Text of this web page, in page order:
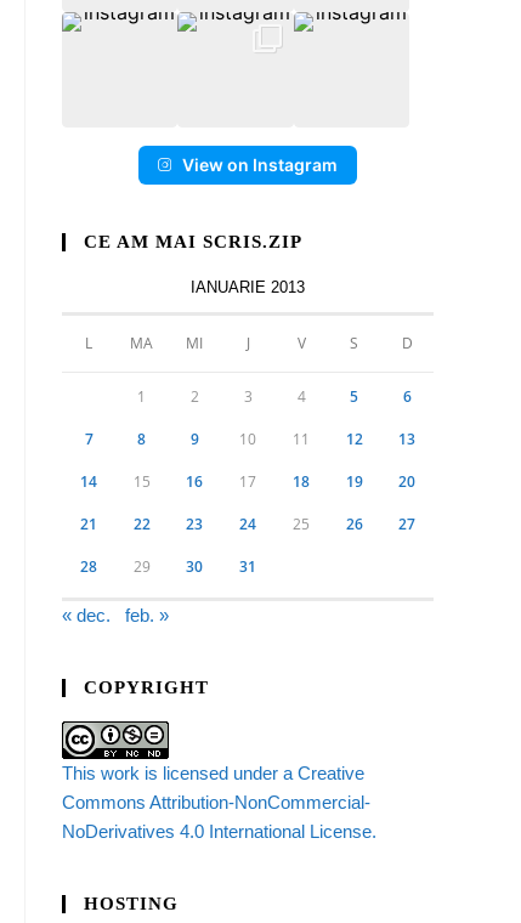
View on Instagram
CE AM MAI SCRIS.ZIP
IANUARIE 2013
L MA MI J V S D
1 2 3 4 5 6
7 8 9 10 11 12 13
14 15 16 17 18 19 20
21 22 23 24 25 26 27
28 29 30 31
« dec. feb. »
COPYRIGHT
This work is licensed under a Creative
Commons Attribution-NonCommercial-
NoDerivatives 4.0 International License.
HOSTING